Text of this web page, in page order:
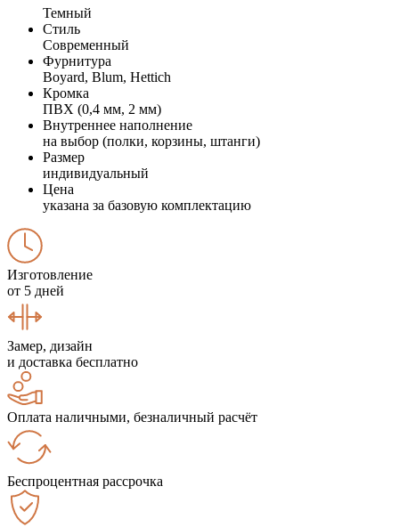
Темный
Стиль
Современный
Фурнитура
Boyard, Blum, Hettich
Кромка
ПВХ (0,4 мм, 2 мм)
Внутреннее наполнение
на выбор (полки, корзины, штанги)
Размер
индивидуальный
Цена
указана за базовую комплектацию
Изготовление
от 5 дней
Замер, дизайн
и доставка бесплатно
Оплата наличными, безналичный расчёт
Беспроцентная рассрочка